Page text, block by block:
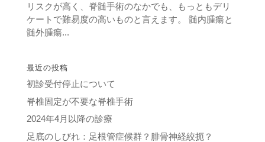
リスクが高く、脊髄手術のなかでも、もっともデリ
ケートで難易度の高いものと言えます。 髄内腫瘍と
髄外腫瘍...
最近の投稿
初診受付停止について
脊椎固定が不要な脊椎手術
2024年4月以降の診療
足底のしびれ：足根管症候群？腓骨神経絞扼？